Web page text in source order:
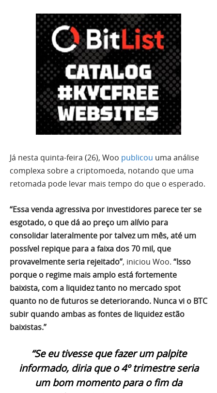
Já nesta quinta-feira (26), Woo publicou uma análise
complexa sobre a criptomoeda, notando que uma
retomada pode levar mais tempo do que o esperado.
“Essa venda agressiva por investidores parece ter se
esgotado, o que dá ao preço um alívio para
consolidar lateralmente por talvez um mês, até um
possível repique para a faixa dos 70 mil, que
provavelmente seria rejeitado”, iniciou Woo. “Isso
porque o regime mais amplo está fortemente
baixista, com a liquidez tanto no mercado spot
quanto no de futuros se deteriorando. Nunca vi o BTC
subir quando ambas as fontes de liquidez estão
baixistas.”
“Se eu tivesse que fazer um palpite
informado, diria que o 4º trimestre seria
um bom momento para o fim da